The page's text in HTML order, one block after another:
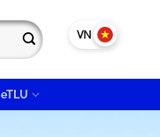
VN EN
eTLU